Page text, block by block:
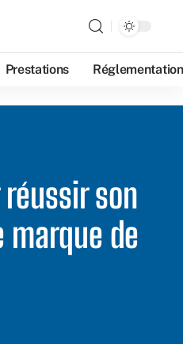
Prestations Réglementation
son
marque de